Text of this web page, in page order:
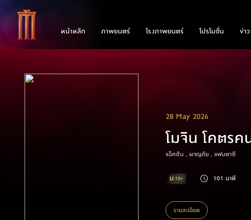
หน้าหลัก ภาพยนตร์ โรงภาพยนตร์ โปรโมชั่น ข่าว
28 May 2026
โมจิน โคตรค
แอ็คชัน , ผจญภัย , แฟนตาซี
101 นาที
รายละเอียด